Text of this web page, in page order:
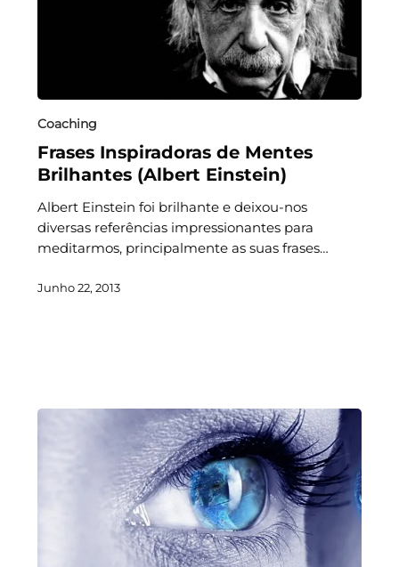
Coaching
Frases Inspiradoras de Mentes
Brilhantes (Albert Einstein)
Albert Einstein foi brilhante e deixou-nos
diversas referências impressionantes para
meditarmos, principalmente as suas frases…
Junho 22, 2013